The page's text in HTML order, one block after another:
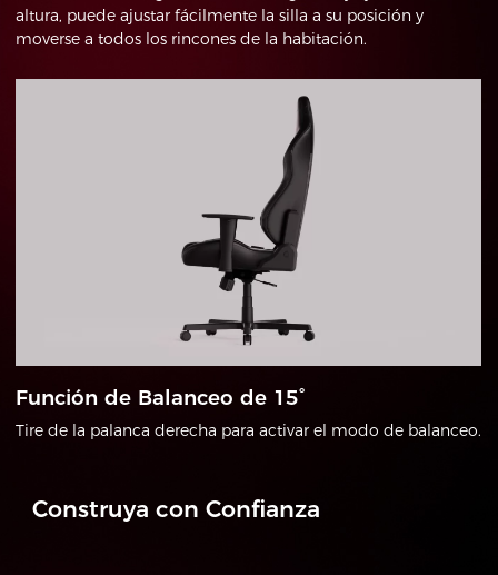
altura, puede ajustar fácilmente la silla a su posición y
moverse a todos los rincones de la habitación.
Función de Balanceo de 15°
Tire de la palanca derecha para activar el modo de balanceo.
Construya con Confianza